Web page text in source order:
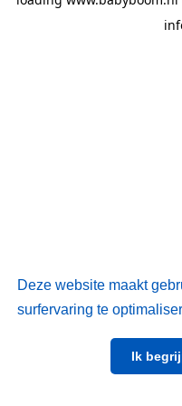
Deze website maakt
surfervaring te
Ik